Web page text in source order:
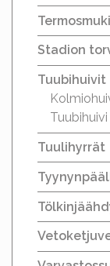
Stadion
Tuubihuivit
Tuulihyrrät